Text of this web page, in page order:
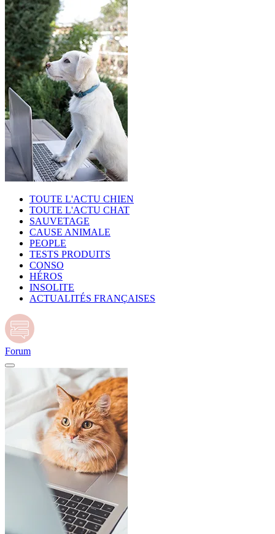
TOUTE L'ACTU CHIEN
TOUTE L'ACTU CHAT
SAUVETAGE
CAUSE ANIMALE
PEOPLE
TESTS PRODUITS
CONSO
HÉROS
INSOLITE
ACTUALITÉS FRANÇAISES
Forum